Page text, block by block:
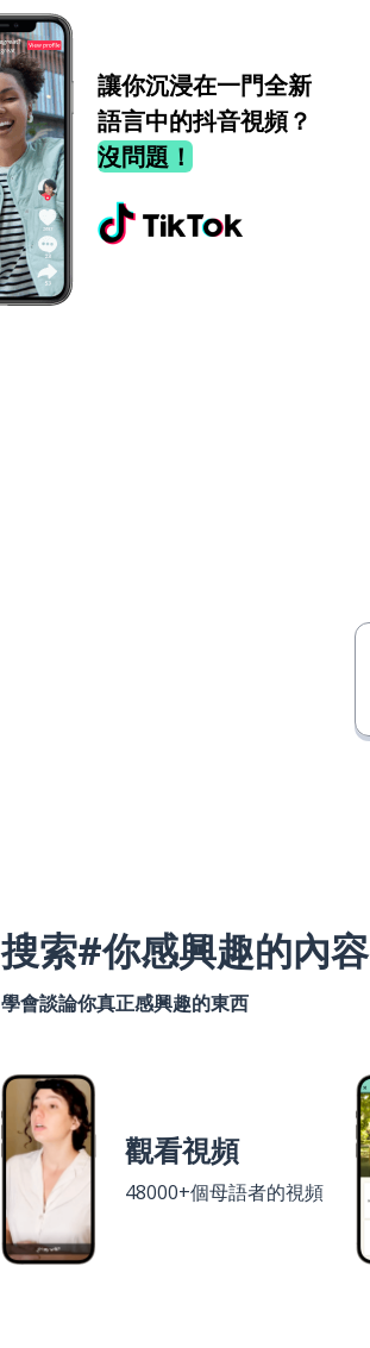
讓你沉浸在一門全新
語言中的抖音視頻？
沒問題！
搜索#你感興趣的內容
學會談論你真正感興趣的東西
觀看視頻
48000+個母語者的視頻